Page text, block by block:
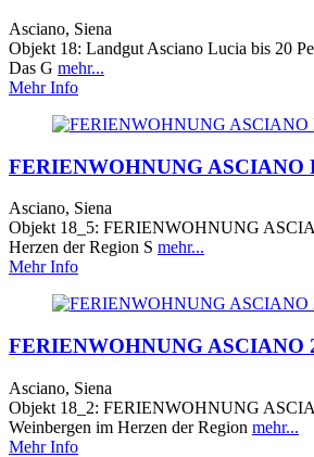
Asciano, Siena
Objekt 18: Landgut Asciano Lucia bis 20
Das G mehr...
Mehr Info
FERIENWOHNUNG ASCIANO
Asciano, Siena
Objekt 18_5: FERIENWOHNUNG
Herzen der Region S mehr...
Mehr Info
FERIENWOHNUNG ASCIANO
Asciano, Siena
Objekt 18_2: FERIENWOHNUNG
Weinbergen im Herzen der Region mehr...
Mehr Info